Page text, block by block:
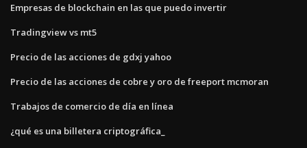
Empresas de blockchain en las que puedo invertir
Tradingview vs mt5
Precio de las acciones de gdxj yahoo
Precio de las acciones de cobre y oro de freeport mcmoran
Trabajos de comercio de día en línea
¿qué es una billetera criptográfica_